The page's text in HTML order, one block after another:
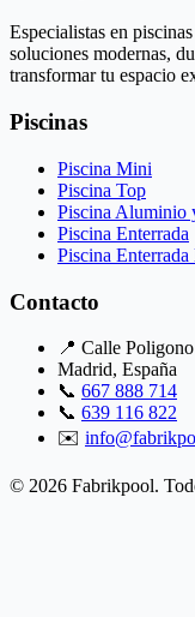
Especialistas en
soluciones modernas,
transformar tu espacio
Piscinas
Piscina Mini
Piscina Top
Piscina Aluminio
Piscina Enterrada
Piscina Enterrada
Contacto
📍 Calle
Madrid, España
📞 667 888 714
📞 639 116 822
✉️
© 2026 Fabrikpool.